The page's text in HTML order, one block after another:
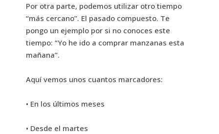
Por otra parte, podemos utilizar otro tiempo
“más cercano”. El pasado compuesto. Te
pongo un ejemplo por si no conoces este
tiempo: “Yo he ido a comprar manzanas esta
mañana”.
Aquí vemos unos cuantos marcadores:
• En los últimos meses
• Desde el martes